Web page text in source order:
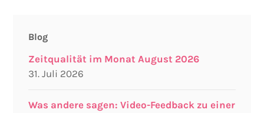
Blog
Zeitqualität im Monat August 2026
31. Juli 2026
Was andere sagen: Video-Feedback zu einer